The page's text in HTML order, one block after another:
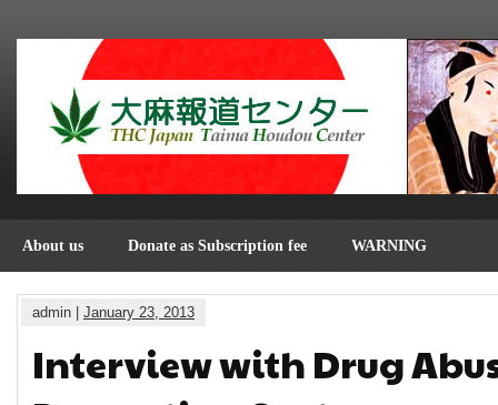
About us Donate as Subscription fee WARNING
admin | January 23, 2013
Interview with Drug